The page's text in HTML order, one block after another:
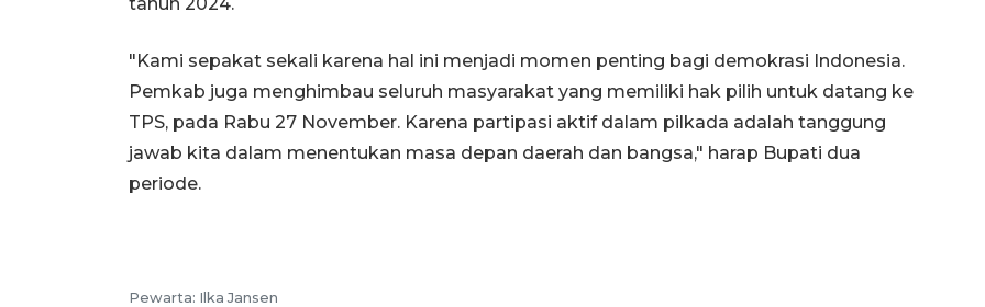
"Kami sepakat sekali karena hal ini menjadi momen penting bagi demokrasi Indonesia.
Pemkab juga menghimbau seluruh masyarakat yang memiliki hak pilih untuk datang ke
TPS, pada Rabu 27 November. Karena partipasi aktif dalam pilkada adalah tanggung
jawab kita dalam menentukan masa depan daerah dan bangsa," harap Bupati dua
periode.
Pewarta: Ilka Jansen